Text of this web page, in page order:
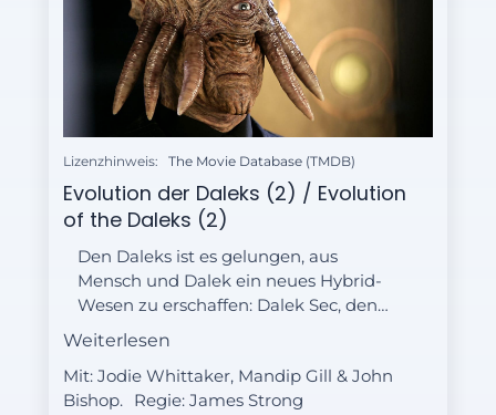
Lizenzhinweis: The Movie Database (TMDB)
Evolution der Daleks (2) / Evolution
of the Daleks (2)
Den Daleks ist es gelungen, aus
Mensch und Dalek ein neues Hybrid-
Wesen zu erschaffen: Dalek Sec, den
menschlichen Dalek. Er verfügt
Intelligenz eines Daleks und über
menschliche Emotionen. Während
Weiterlesen
Mit: Jodie Whittaker, Mandip Gill & John
Bishop.
Regie: James Strong